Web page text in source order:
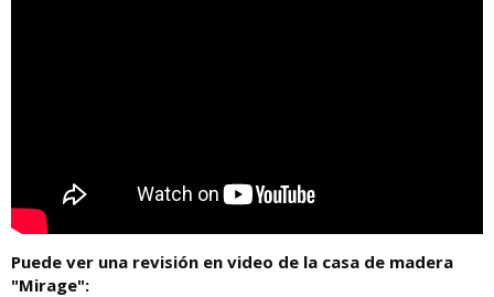
Puede ver una revisión en video de la casa de madera
"Mirage":